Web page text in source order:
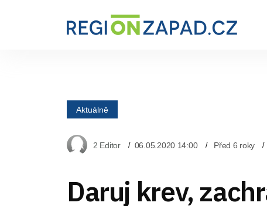
Aktuálně
2 Editor 06.05.2020 14:00 Před 6 roky
Daruj krev,